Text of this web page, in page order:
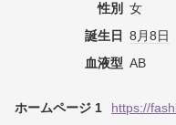
性別
女
誕生日
8月8日
血液型 AB
ホームページ 1
https://